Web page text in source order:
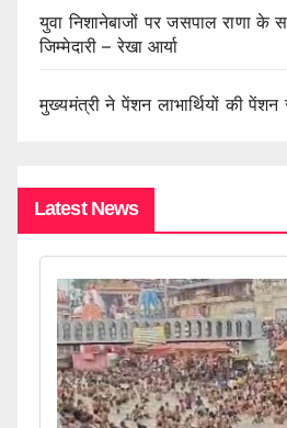
युवा निशानेबाजों पर जसपाल राणा के
जिम्मेदारी – रेखा आर्या
मुख्यमंत्री ने पेंशन लाभार्थियों की पेंशन
Latest News